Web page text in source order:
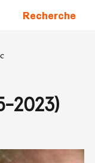
Recherche
2023)